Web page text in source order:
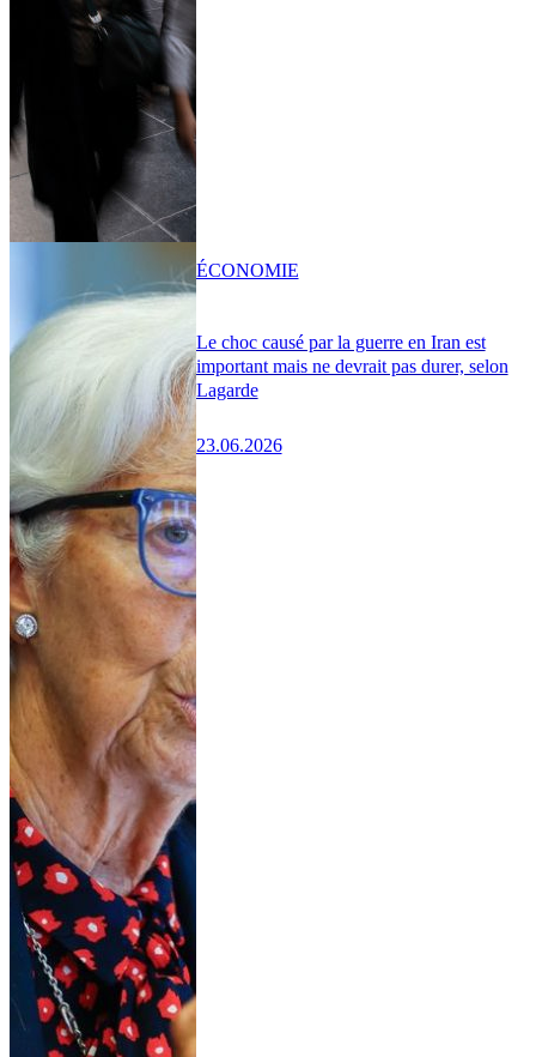
Le choc causé par la guerre en Iran est
important mais ne devrait pas durer, selon
Lagarde
23.06.2026
ÉCONOMIE